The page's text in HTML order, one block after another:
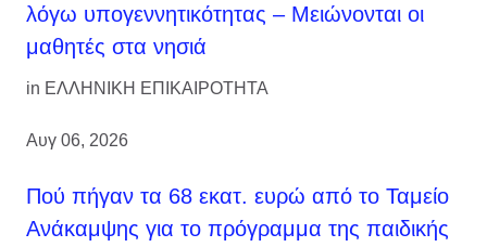
λόγω υπογεννητικότητας – Μειώνονται οι
μαθητές στα νησιά
in ΕΛΛΗΝΙΚΗ ΕΠΙΚΑΙΡΟΤΗΤΑ
Αυγ 06, 2026
Πού πήγαν τα 68 εκατ. ευρώ από το Ταμείο
Ανάκαμψης για το πρόγραμμα της παιδικής